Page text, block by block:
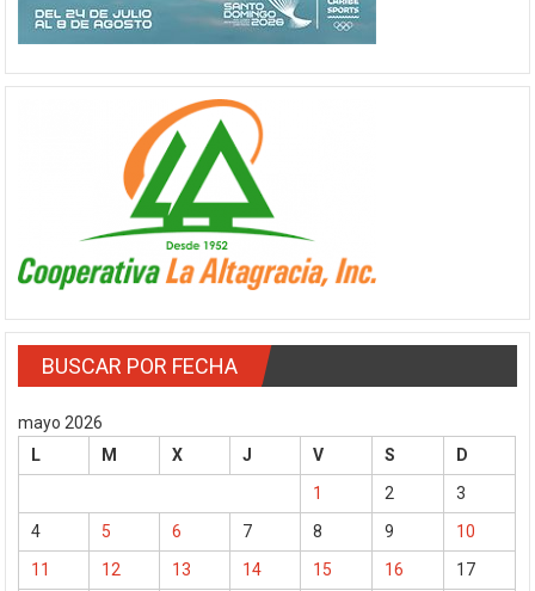
BUSCAR POR FECHA
mayo 2026
L
M X J V S
D
1
2
3
4
5 6 7 8 9
10
11
12 13 14 15 16
17